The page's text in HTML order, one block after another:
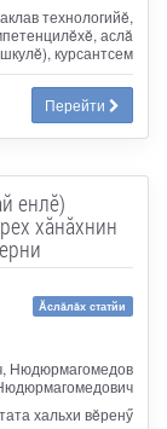
технологийĕ,
аслă
курсантсем
Перейти
енлĕ)
хăнăхнин
Ăслăлăх статйи
Нюдюрмагомедов
хальхи вĕренӳ